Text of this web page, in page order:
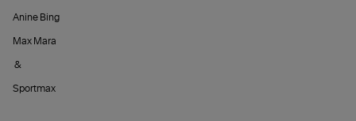
Anine Bing
Max Mara
&
Sportmax